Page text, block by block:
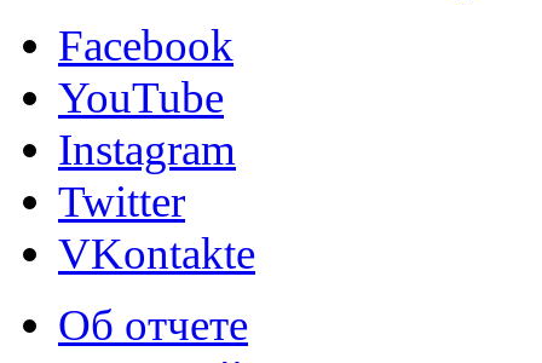
Facebook
YouTube
Instagram
Twitter
VKontakte
Об отчете